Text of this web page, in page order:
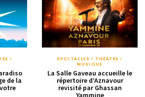
/
de la
SPECTACLES / THÉÂTRE /
MUSIQUE
La Salle Gaveau accueille le
répertoire d’Aznavour
revisité par Ghassan
Yammine